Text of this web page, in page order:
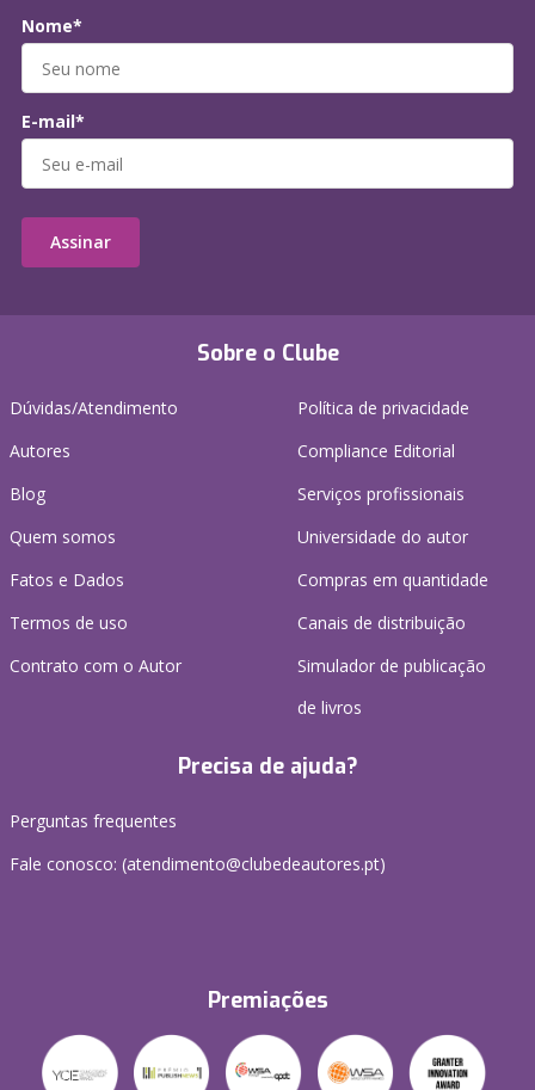
Sobre o Clube
Dúvidas/Atendimento
Autores
Blog
Quem somos
Fatos e Dados
Termos de uso
Contrato com o Autor
Política de privacidade
Compliance Editorial
Serviços profissionais
Universidade do autor
Compras em quantidade
Canais de distribuição
Simulador de publicação
de livros
Precisa de ajuda?
Perguntas frequentes
Fale conosco: (atendimento@clubedeautores.pt)
Premiações
Nome*
E-mail*
Assinar